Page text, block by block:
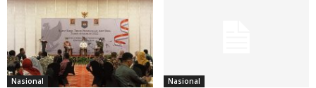
Nasional Nasional